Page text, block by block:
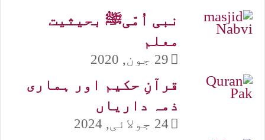
نبی اُمّیﷺ بحیثیت
معلم
29 جون, 2020
قرآنِ حکیم اور ہماری
ذمہ داریاں
24 جولائی, 2024